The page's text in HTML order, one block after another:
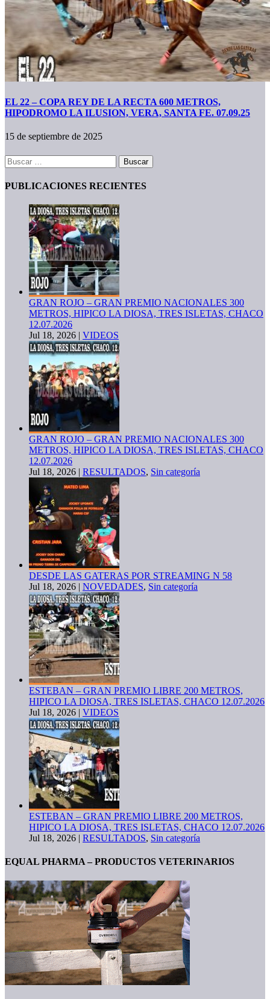
EL 22 – COPA REY DE LA RECTA 600 METROS,
HIPODROMO LA ILUSION, VERA, SANTA FE. 07.09.25
15 de septiembre de 2025
Buscar:
PUBLICACIONES RECIENTES
GRAN ROJO – GRAN PREMIO NACIONALES 300
METROS, HIPICO LA DIOSA, TRES ISLETAS, CHACO
12.07.2026
Jul 18, 2026 | VIDEOS
GRAN ROJO – GRAN PREMIO NACIONALES 300
METROS, HIPICO LA DIOSA, TRES ISLETAS, CHACO
12.07.2026
Jul 18, 2026 | RESULTADOS, Sin categoría
DESDE LAS GATERAS POR STREAMING N 58
Jul 18, 2026 | NOVEDADES, Sin categoría
ESTEBAN – GRAN PREMIO LIBRE 200 METROS,
HIPICO LA DIOSA, TRES ISLETAS, CHACO 12.07.2026
Jul 18, 2026 | VIDEOS
ESTEBAN – GRAN PREMIO LIBRE 200 METROS,
HIPICO LA DIOSA, TRES ISLETAS, CHACO 12.07.2026
Jul 18, 2026 | RESULTADOS, Sin categoría
EQUAL PHARMA – PRODUCTOS VETERINARIOS